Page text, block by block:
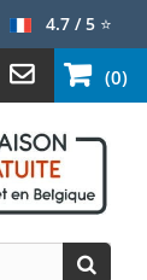
4.7 / 5⭐
(0)